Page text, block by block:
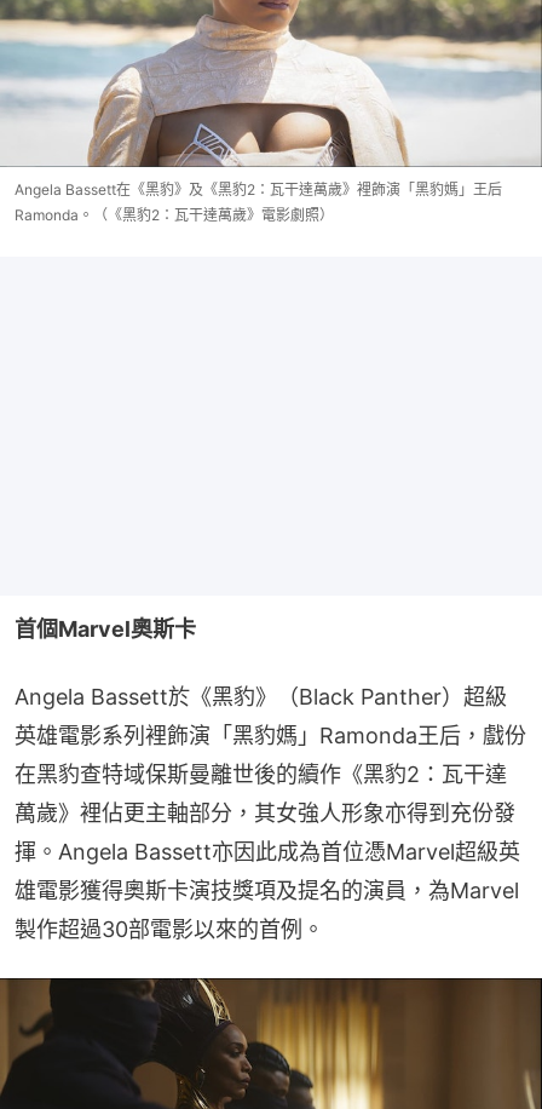
Angela Bassett在《黑豹》及《黑豹2：瓦干達萬歲》裡飾演「黑豹媽」王后
Ramonda。（《黑豹2：瓦干達萬歲》電影劇照）
首個Marvel奧斯卡
Angela Bassett於《黑豹》（Black Panther）超級
英雄電影系列裡飾演「黑豹媽」Ramonda王后，戲份
在黑豹查特域保斯曼離世後的續作《黑豹2：瓦干達
萬歲》裡佔更主軸部分，其女強人形象亦得到充份發
揮。Angela Bassett亦因此成為首位憑Marvel超級英
雄電影獲得奧斯卡演技獎項及提名的演員，為Marvel
製作超過30部電影以來的首例。